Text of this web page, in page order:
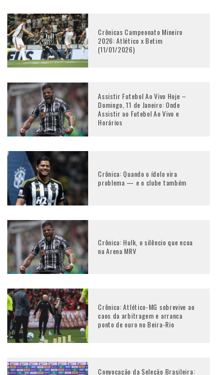
Crônicas Campeonato Mineiro
2026: Atlético x Betim
(11/01/2026)
Assistir Futebol Ao Vivo Hoje –
Domingo, 11 de Janeiro: Onde
Assistir ao Futebol Ao Vivo e
Horários
Crônica: Quando o ídolo vira
problema — e o clube também
Crônica: Hulk, o silêncio que ecoa
na Arena MRV
Crônica: Atlético-MG sobrevive ao
caos da arbitragem e arranca
ponto de ouro no Beira-Rio
Convocação da Seleção Brasileira: